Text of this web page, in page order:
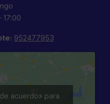
17:00
952477953
acuerdo» para